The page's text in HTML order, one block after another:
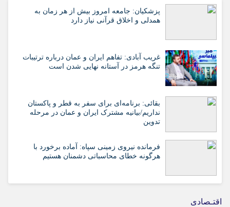
پزشکیان: جامعه امروز بیش از هر زمان به
همدلی و اخلاق قرآنی نیاز دارد
غریب آبادی: تفاهم ایران و عمان درباره ترتیبات
تنگه هرمز در آستانه نهایی شدن است
بقائی: برنامه‌ای برای سفر به قطر و پاکستان
نداریم/بیانیه مشترک ایران و عمان در مرحله
تدوین
فرمانده نیروی زمینی سپاه: آماده برخورد با
هرگونه خطای محاسباتی دشمنان هستیم
اقتـصادی